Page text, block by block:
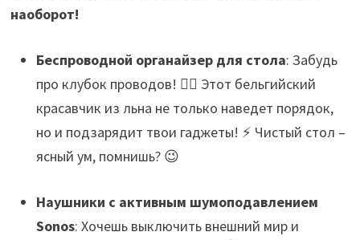
наоборот!
Беспроводной органайзер для стола: Забудь
про клубок проводов! 🙅‍♂️ Этот бельгийский
красавчик из льна не только наведет порядок,
но и подзарядит твои гаджеты! ⚡️ Чистый стол –
ясный ум, помнишь? 😉
Наушники с активным шумоподавлением
Sonos: Хочешь выключить внешний мир и